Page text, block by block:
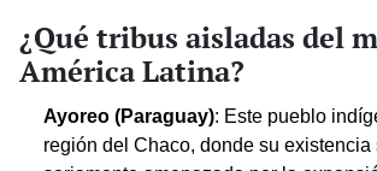
¿Qué tribus aisladas del
América Latina?
Ayoreo (Paraguay): Este pueblo
región del Chaco, donde su existencia